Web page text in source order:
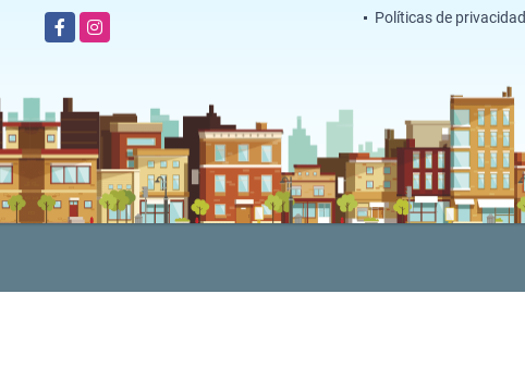
FacebookInstagram
Políticas de privacidad